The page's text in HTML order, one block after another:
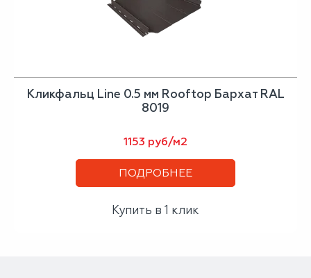
Кликфальц Line 0.5 мм Rooftop Бархат RAL
8019
1153 руб/м2
ПОДРОБНЕЕ
Купить в 1 клик